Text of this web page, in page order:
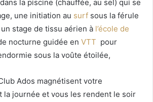
la piscine (chauffée, au sel) qui se
une initiation au surf sous la férule
stage de tissu aérien à l’école de
nocturne guidée en VTT pour
sous la voûte étoilée,
Ados magnétisent votre
la journée et vous les rendent le soir